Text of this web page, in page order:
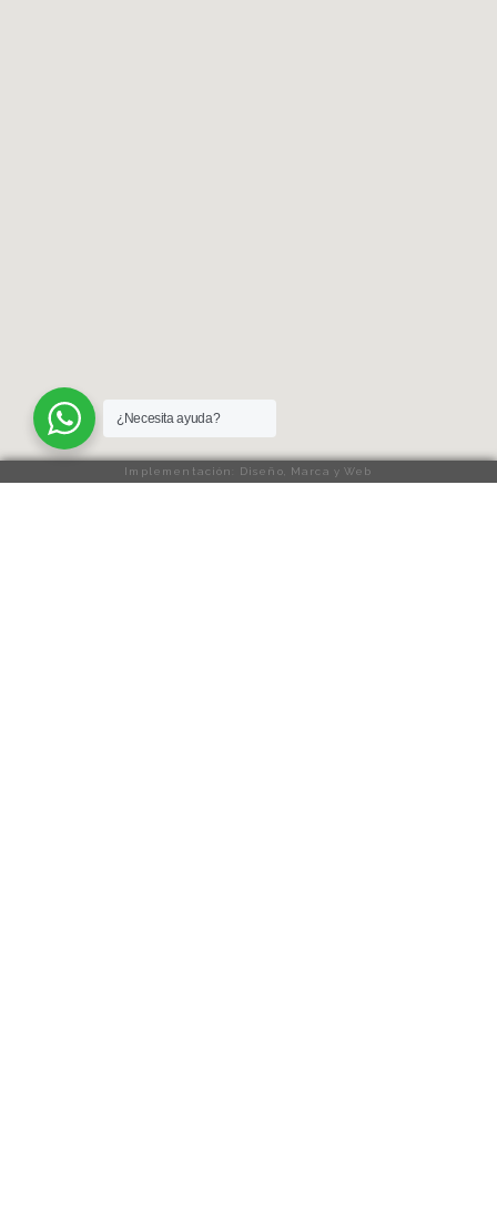
¿Necesita ayuda?
Implementación: Diseño, Marca y Web